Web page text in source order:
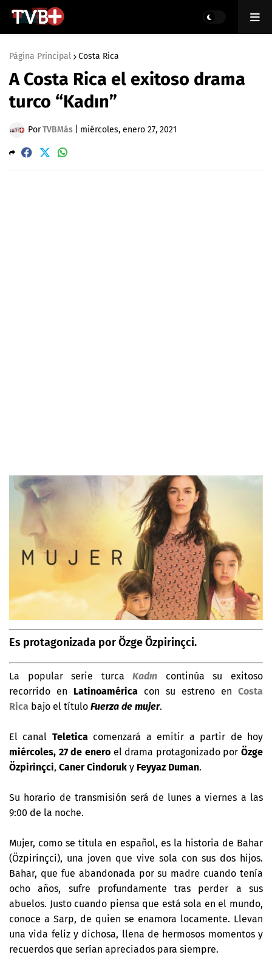
Página Principal Costa Rica
A Costa Rica el exitoso drama
turco “Kadın”
PorTVBMás miércoles, enero 27, 2021
Es protagonizada por Özge Özpirinçci.
La popular serie turcaKadın continúa su exitoso
recorrido en Latinoamérica con su estreno en Costa
Rica bajo el título Fuerza de mujer.
El canal Teleticacomenzará a emitir a partir de hoy
miércoles, 27 de eneroel drama protagonizado por Özge
Özpirinçci, Caner Cindoruk y Feyyaz Duman.
Su horario de transmisión será de lunes a viernes a las
9:00 de la noche.
Mujer, como se titula en español, es la historia de Bahar
(Özpirinçci), una joven que vive sola con sus dos hijos.
Bahar, que fue abandonada por su madre cuando tenía
ocho años, sufre profundamente tras perder a sus
abuelos. Justo cuando piensa que está sola en el mundo,
conoce a Sarp, de quien se enamora locamente. Llevan
una vida feliz y dichosa, llena de hermosos momentos y
recuerdos que serían apreciados para siempre.